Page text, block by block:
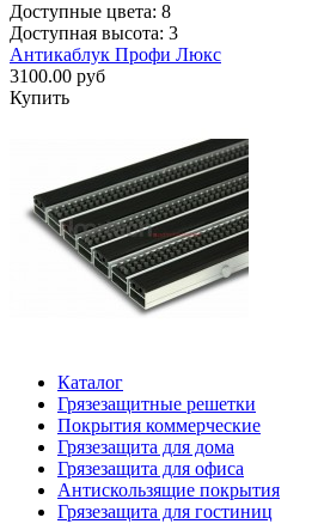
Доступные цвета: 8
Доступная высота: 3
Антикаблук Профи Люкс
3100.00 руб
Купить
Каталог
Грязезащитные решетки
Покрытия коммерческие
Грязезащита для дома
Грязезащита для офиса
Антискользящие покрытия
Грязезащита для гостиниц